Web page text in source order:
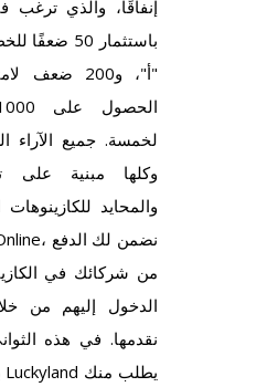
إنفاقًا، والذي
لخمسة. جميع الآراء
وكلها مبنية على
والمحايد
من شركائك في
الدخول إليهم من
نقدمها. في هذه